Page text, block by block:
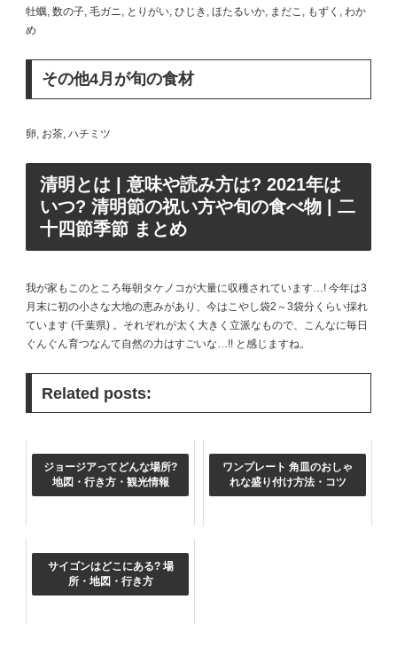
牡蠣, 数の子, 毛ガニ, とりがい, ひじき, ほたるいか, まだこ, もずく, わか
め
その他4月が旬の食材
卵, お茶, ハチミツ
清明とは | 意味や読み方は? 2021年は
いつ? 清明節の祝い方や旬の食べ物 | 二
十四節季節 まとめ
我が家もこのところ毎朝タケノコが大量に収穫されています…! 今年は3
月末に初の小さな大地の恵みがあり、今はこやし袋2～3袋分くらい採れ
ています (千葉県) 。それぞれが太く大きく立派なもので、こんなに毎日
ぐんぐん育つなんて自然の力はすごいな…!! と感じますね。
Related posts:
ジョージアってどんな場所?
地図・行き方・観光情報
ワンプレート 角皿のおしゃ
れな盛り付け方法・コツ
サイゴンはどこにある? 場
所・地図・行き方